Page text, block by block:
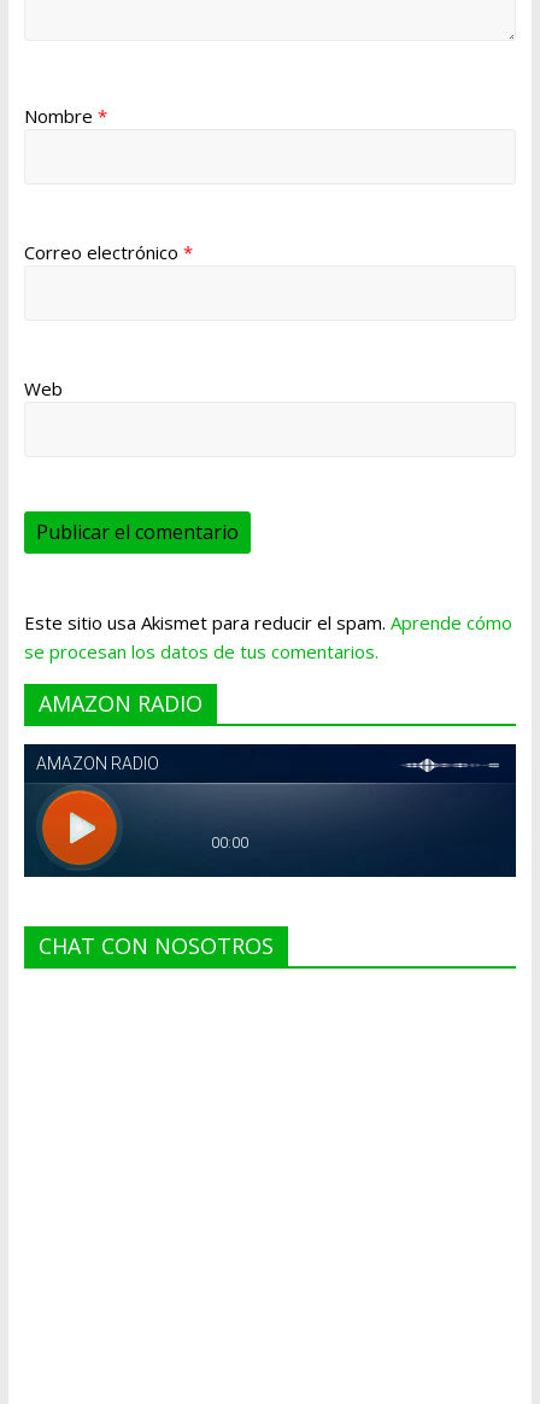
Nombre *
Correo electrónico *
Web
Este sitio usa Akismet para reducir el spam. Aprende cómo
se procesan los datos de tus comentarios.
AMAZON RADIO
CHAT CON NOSOTROS